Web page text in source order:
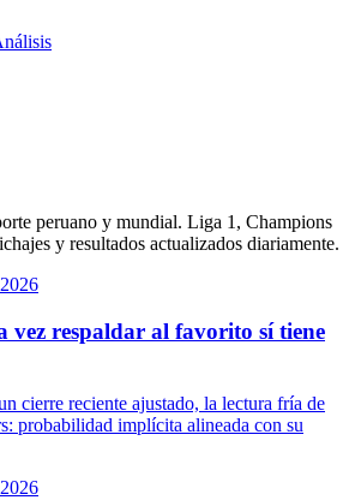
peruano y mundial. Liga 1, Champions
y resultados actualizados diariamente.
vez respaldar al favorito sí tiene
cierre reciente ajustado, la lectura fría de
probabilidad implícita alineada con su